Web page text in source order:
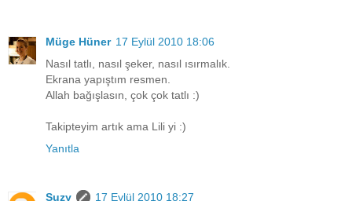
Müge Hüner 17 Eylül 2010 18:06
Nasıl tatlı, nasıl şeker, nasıl ısırmalık.
Ekrana yapıştım resmen.
Allah bağışlasın, çok çok tatlı :)
Takipteyim artık ama Lili yi :)
Yanıtla
Suzy
17 Eylül 2010 18:27